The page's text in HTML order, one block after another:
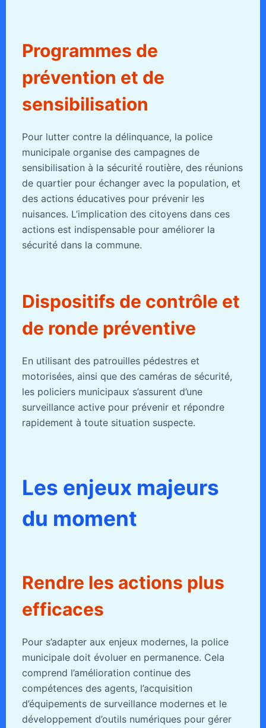
Programmes de
prévention et de
sensibilisation
Pour lutter contre la délinquance, la police
municipale organise des campagnes de
sensibilisation à la sécurité routière, des réunions
de quartier pour échanger avec la population, et
des actions éducatives pour prévenir les
nuisances. L’implication des citoyens dans ces
actions est indispensable pour améliorer la
sécurité dans la commune.
Dispositifs de contrôle et
de ronde préventive
En utilisant des patrouilles pédestres et
motorisées, ainsi que des caméras de sécurité,
les policiers municipaux s’assurent d’une
surveillance active pour prévenir et répondre
rapidement à toute situation suspecte.
Les enjeux majeurs
du moment
Rendre les actions plus
efficaces
Pour s’adapter aux enjeux modernes, la police
municipale doit évoluer en permanence. Cela
comprend l’amélioration continue des
compétences des agents, l’acquisition
d’équipements de surveillance modernes et le
développement d’outils numériques pour gérer